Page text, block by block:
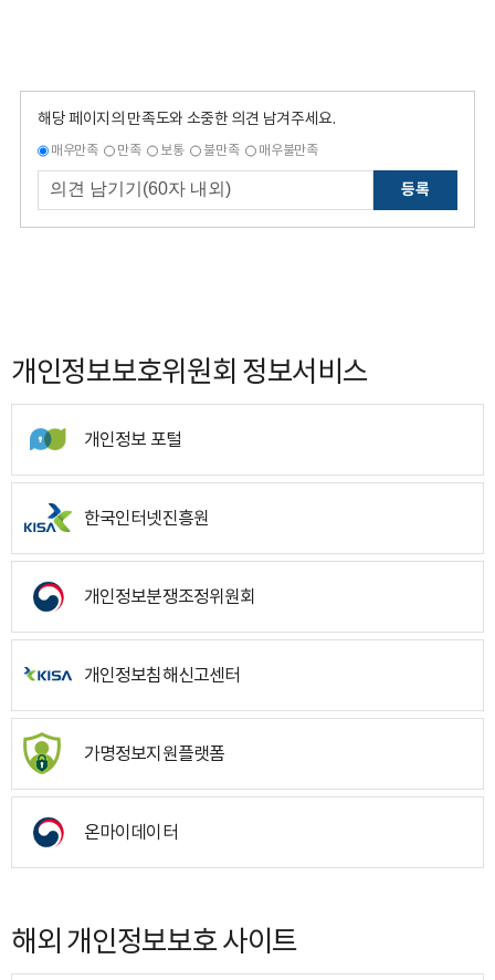
해당 페이지의 만족도와 소중한 의견 남겨주세요.
매우만족 만족 보통 불만족 매우불만족
등록
개인정보보호위원회 정보서비스
개인정보 포털
한국인터넷진흥원
개인정보분쟁조정위원회
개인정보침해신고센터
가명정보지원플랫폼
온마이데이터
해외 개인정보보호 사이트